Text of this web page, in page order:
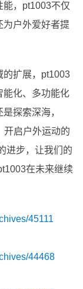
能，pt1003不仅
为户外爱好者提
的扩展，pt1003
能化、多功能化
探索深海，
开启户外运动的
进步，让我们的
在未来继续
45111
44468